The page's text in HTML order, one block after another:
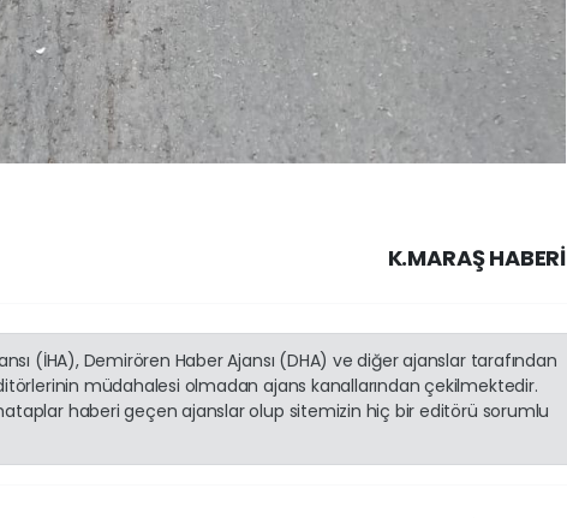
K.MARAŞ HABERİ
(İHA), Demirören Haber Ajansı (DHA) ve diğer ajanslar tarafından
müdahalesi olmadan ajans kanallarından çekilmektedir.
haberi geçen ajanslar olup sitemizin hiç bir editörü sorumlu